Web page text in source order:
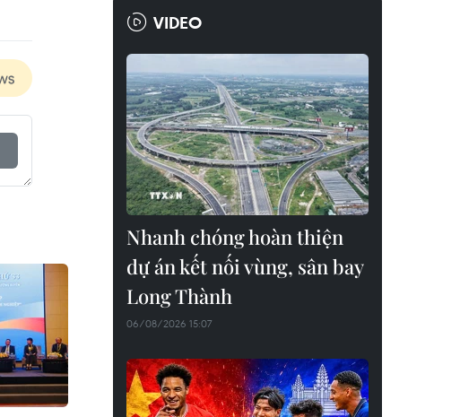
VIDEO
Nhanh chóng hoàn thiện
dự án kết nối vùng, sân bay
Long Thành
06/08/2026 15:07